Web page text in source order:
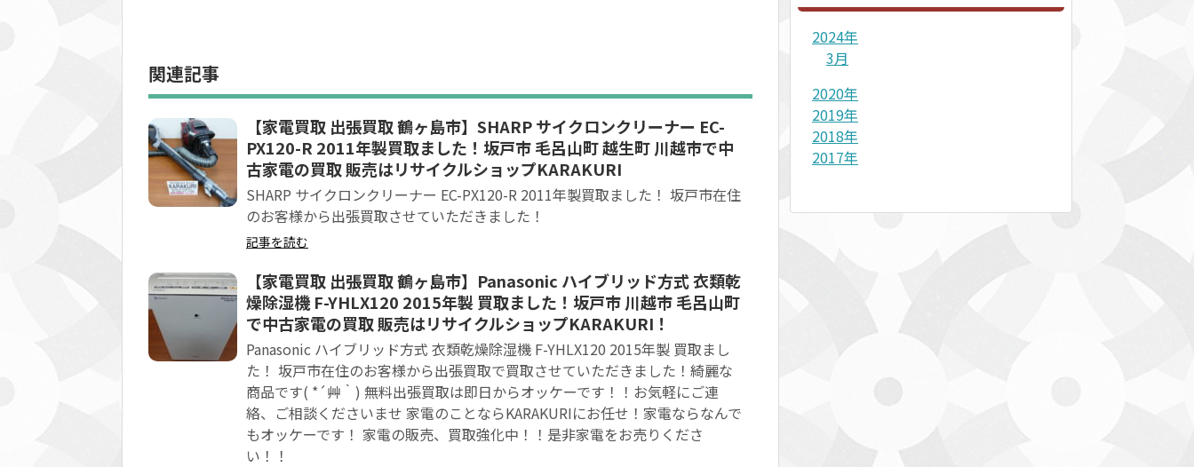
関連記事
【家電買取 出張買取 鶴ヶ島市】SHARP サイクロンクリーナー EC-
PX120-R 2011年製買取ました！坂戸市 毛呂山町 越生町 川越市で中
古家電の買取 販売はリサイクルショップKARAKURI
SHARP サイクロンクリーナー EC-PX120-R 2011年製買取ました！ 坂戸市在住
のお客様から出張買取させていただきました！
記事を読む
【家電買取 出張買取 鶴ヶ島市】Panasonic ハイブリッド方式 衣類乾
燥除湿機 F-YHLX120 2015年製 買取ました！坂戸市 川越市 毛呂山町
で中古家電の買取 販売はリサイクルショップKARAKURI！
Panasonic ハイブリッド方式 衣類乾燥除湿機 F-YHLX120 2015年製 買取まし
た！ 坂戸市在住のお客様から出張買取で買取させていただきました！綺麗な
商品です( *´艸｀) 無料出張買取は即日からオッケーです！！お気軽にご連
絡、ご相談くださいませ 家電のことならKARAKURIにお任せ！家電ならなんで
もオッケーです！ 家電の販売、買取強化中！！是非家電をお売りくださ
い！！
2024年
3月
2020年
2019年
2018年
2017年